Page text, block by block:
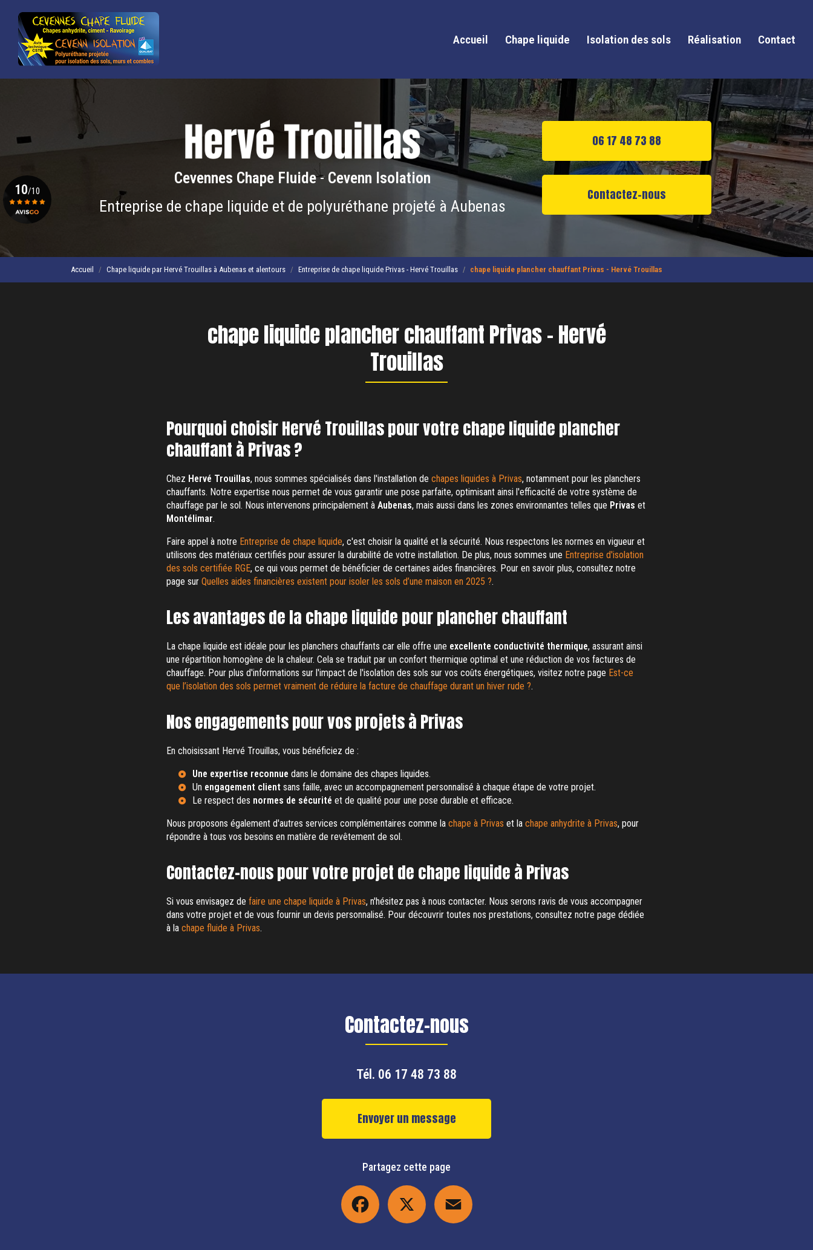
contenu
principal
Accueil Chape liquide Isolation des sols Réalisation Contact
Cevennes Chape Fluide- Cevenn Isolation
Entreprise de chape liquide et de polyuréthane projeté à Aubenas
06 17 48 73 88
Contactez-nous
10/10
Accueil Chape liquide par Hervé Trouillas à Aubenas et alentours Entreprise de chape liquide Privas - Hervé Trouillas chape liquide plancher chauffant Privas - Hervé Trouillas
chape liquide plancher chauffant Privas - Hervé
Trouillas
Pourquoi choisir Hervé Trouillas pour votre chape liquide plancher
chauffant à Privas ?
Chez Hervé Trouillas, nous sommes spécialisés dans l'installation de chapes liquides à Privas, notamment pour les planchers
chauffants. Notre expertise nous permet de vous garantir une pose parfaite, optimisant ainsi l'efficacité de votre système de
chauffage par le sol. Nous intervenons principalement à Aubenas, mais aussi dans les zones environnantes telles que Privas et
Montélimar.
Faire appel à notre Entreprise de chape liquide, c'est choisir la qualité et la sécurité. Nous respectons les normes en vigueur et
utilisons des matériaux certifiés pour assurer la durabilité de votre installation. De plus, nous sommes une Entreprise d'isolation
des sols certifiée RGE, ce qui vous permet de bénéficier de certaines aides financières. Pour en savoir plus, consultez notre
page sur Quelles aides financières existent pour isoler les sols d’une maison en 2025 ?.
Les avantages de la chape liquide pour plancher chauffant
La chape liquide est idéale pour les planchers chauffants car elle offre une excellente conductivité thermique, assurant ainsi
une répartition homogène de la chaleur. Cela se traduit par un confort thermique optimal et une réduction de vos factures de
chauffage. Pour plus d'informations sur l'impact de l'isolation des sols sur vos coûts énergétiques, visitez notre page Est-ce
que l’isolation des sols permet vraiment de réduire la facture de chauffage durant un hiver rude ?.
Nos engagements pour vos projets à Privas
En choisissant Hervé Trouillas, vous bénéficiez de :
Une expertise reconnue dans le domaine des chapes liquides.
Un engagement clientsans faille, avec un accompagnement personnalisé à chaque étape de votre projet.
Le respect des normes de sécurité et de qualité pour une pose durable et efficace.
Nous proposons également d'autres services complémentaires comme la chape à Privas et la chape anhydrite à Privas, pour
répondre à tous vos besoins en matière de revêtement de sol.
Contactez-nous pour votre projet de chape liquide à Privas
Si vous envisagez de faire une chape liquide à Privas, n'hésitez pas à nous contacter. Nous serons ravis de vous accompagner
dans votre projet et de vous fournir un devis personnalisé. Pour découvrir toutes nos prestations, consultez notre page dédiée
à la chape fluide à Privas.
Contactez-nous
Tél. 06 17 48 73 88
Envoyer un message
Partagez cette page
Facebook